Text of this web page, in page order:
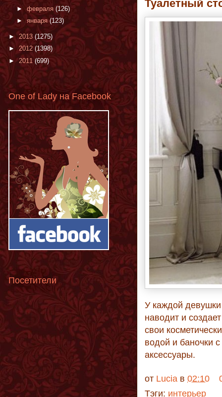
Туалетный
У каждой девушки
наводит и
свои
водой и баночки
аксессуары.
от Lucia в 02:10
Тэги: интерьер
► февраля (126)
► января(123)
►2013 (1275)
► 2012 (1398)
►2011 (699)
One of Lady на Facebook
Посетители